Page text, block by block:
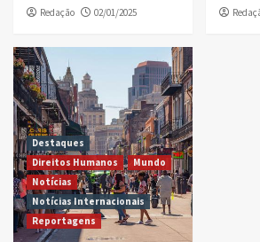
Redação 02/01/2025
Destaques
Direitos Humanos
Mundo
Notícias
Notícias Internacionais
Reportagens